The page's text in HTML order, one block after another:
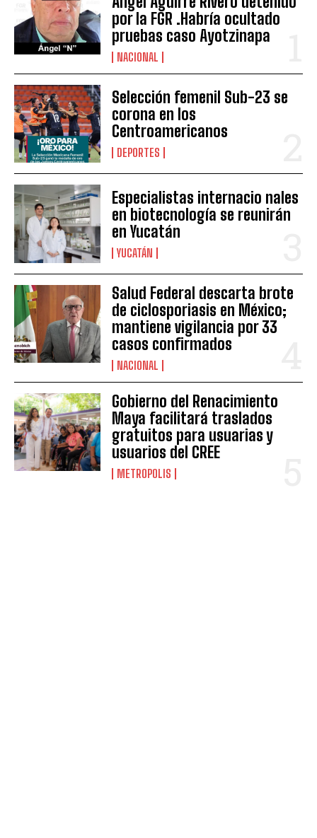
por la FGR .Habría ocultado
pruebas caso Ayotzinapa
NACIONAL
Selección femenil Sub-23 se
corona en los
Centroamericanos
DEPORTES
Especialistas internacio nales
en biotecnología se reunirán
en Yucatán
YUCATÁN
Salud Federal descarta brote
de ciclosporiasis en México;
mantiene vigilancia por 33
casos confirmados
NACIONAL
Gobierno del Renacimiento
Maya facilitará traslados
gratuitos para usuarias y
usuarios del CREE
METROPOLIS